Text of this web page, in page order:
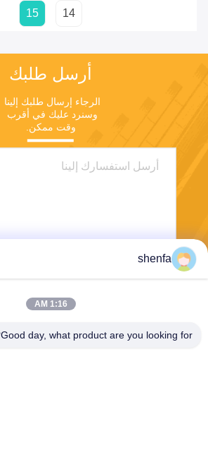
14
15
أرسل طلبك
وقت ممكن.
shenfa
1:16 AM
Good day, what product are you looking for?